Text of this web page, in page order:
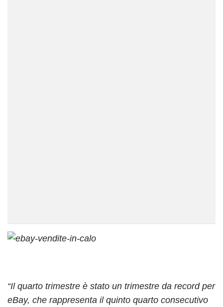
“Il quarto trimestre è stato un trimestre da record per
eBay, che rappresenta il quinto quarto consecutivo